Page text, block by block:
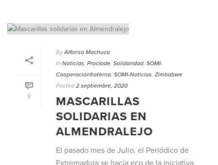
0
By Alfonso Machuca
In Noticias Proclade Solidaridad SOMI-
Cooperaciónfraterna SOMI-Noticias Zimbabwe
Posted 2 septiembre, 2020
MASCARILLAS
SOLIDARIAS EN
ALMENDRALEJO
El pasado mes de Julio, el Periódico de
Extremadura se hacía eco de la iniciativa